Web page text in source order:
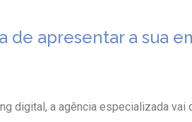
de apresentar a sua
digital, a agência especializada vai